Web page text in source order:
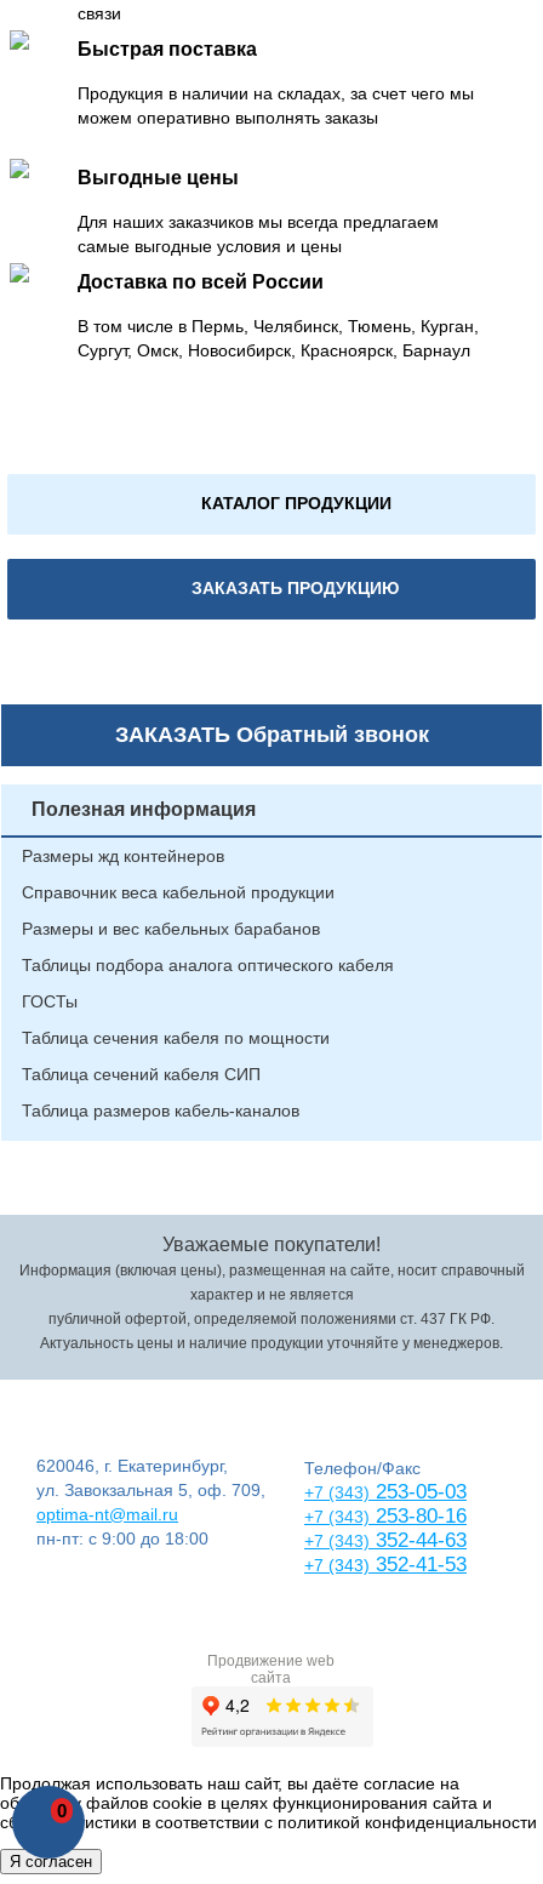
связи
Быстрая поставка
Продукция в наличии на складах, за счет чего мы
можем оперативно выполнять заказы
Выгодные цены
Для наших заказчиков мы всегда предлагаем
самые выгодные условия и цены
Доставка по всей России
В том числе в Пермь, Челябинск, Тюмень, Курган,
Сургут, Омск, Новосибирск, Красноярск, Барнаул
КАТАЛОГ ПРОДУКЦИИ
ЗАКАЗАТЬ ПРОДУКЦИЮ
ЗАКАЗАТЬОбратный звонок
0
Полезная информация
Размеры жд контейнеров
Справочник веса кабельной продукции
Размеры и вес кабельных барабанов
Таблицы подбора аналога оптического кабеля
ГОСТы
Таблица сечения кабеля по мощности
Таблица сечений кабеля СИП
Таблица размеров кабель-каналов
Уважаемые покупатели!
Информация (включая цены), размещенная на сайте, носит справочный
характер и не является
публичной офертой, определяемой положениями ст. 437 ГК РФ.
Актуальность цены и наличие продукции уточняйте у менеджеров.
620046, г. Екатеринбург,
ул. Завокзальная 5, оф. 709,
optima-nt@mail.ru
пн-пт: с 9:00 до 18:00
Телефон/Факс
+7 (343) 253-05-03
+7 (343) 253-80-16
+7 (343) 352-44-63
+7 (343) 352-41-53
Продвижение web
сайта
Продолжая использовать наш сайт, вы даёте согласие на
обработку файлов cookie в целях функционирования сайта и
сбора статистики в соответствии с политикой конфиденциальности
Я согласен